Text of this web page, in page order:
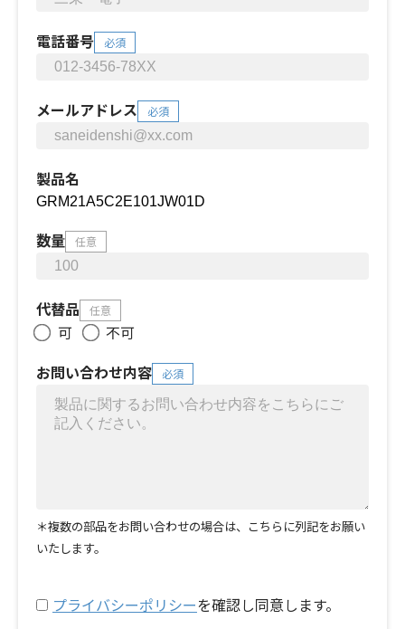
電話番号 必須
メールアドレス 必須
製品名
数量 任意
代替品 任意
可
不可
お問い合わせ内容
必須
＊複数の部品をお問い合わせの場合は、こちらに列記をお願い
いたします。
プライバシーポリシーを確認し同意します。